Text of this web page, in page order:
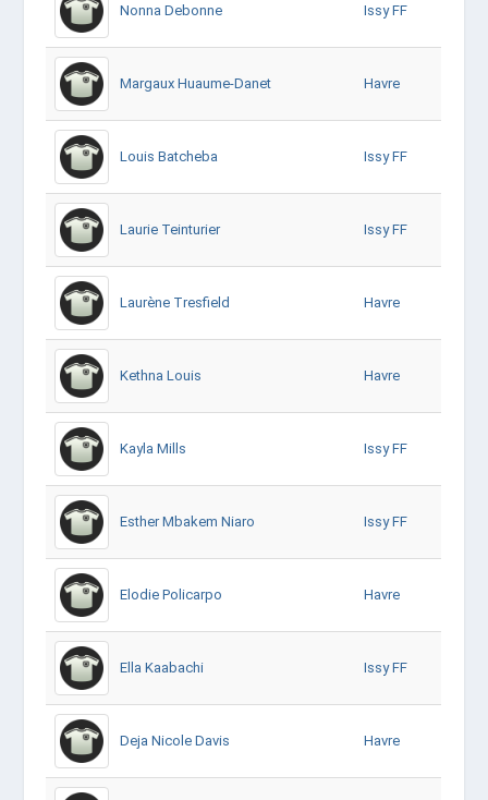
Nonna Debonne Issy FF
Margaux Huaume-Danet Havre
Louis Batcheba Issy FF
Laurie Teinturier Issy FF
Laurène Tresfield Havre
Kethna Louis Havre
Kayla Mills Issy FF
Esther Mbakem Niaro Issy FF
Elodie Policarpo Havre
Ella Kaabachi Issy FF
Deja Nicole Davis Havre